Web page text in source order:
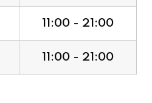
11:00 - 21:00